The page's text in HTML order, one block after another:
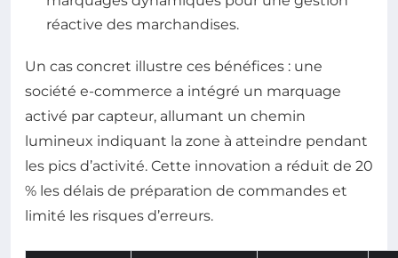
réactive des marchandises.
Un cas concret illustre ces bénéfices : une
société e-commerce a intégré un marquage
activé par capteur, allumant un chemin
lumineux indiquant la zone à atteindre pendant
les pics d’activité. Cette innovation a réduit de 20
% les délais de préparation de commandes et
limité les risques d’erreurs.